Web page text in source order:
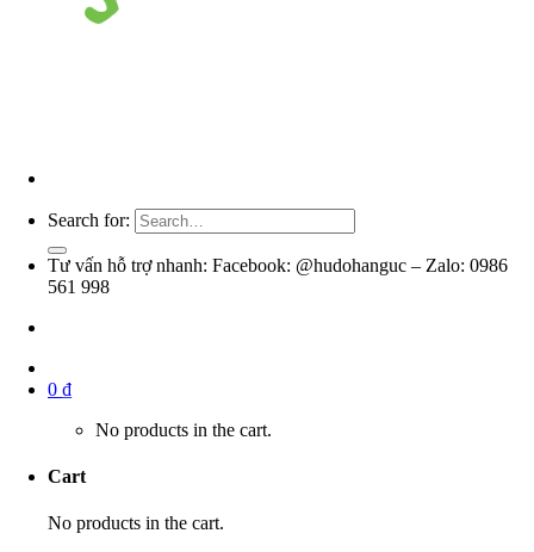
Search for:
Tư vấn hỗ trợ nhanh: Facebook: @hudohanguc – Zalo: 0986
561 998
0 ₫
No products in the cart.
Cart
No products in the cart.